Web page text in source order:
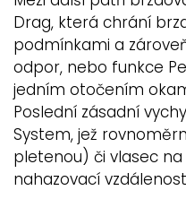
Drag, která chrání
podmínkami a
odpor, nebo funkce
jedním otočením
Poslední zásadní
System, jež
pletenou) či vlasec na
nahazovací